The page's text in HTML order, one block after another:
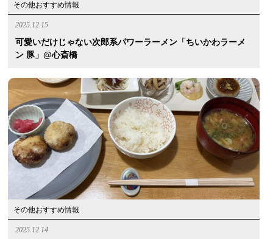
その他おすすめ情報
2025.12.15
可愛いだけじゃない次郎系パワーラーメン「ちいかわラーメ
ン 豚」@心斎橋
その他おすすめ情報
2025.12.14